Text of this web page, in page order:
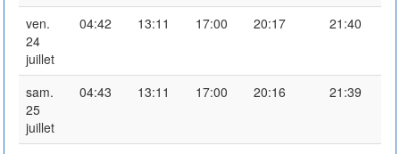
ven.
24
juillet
04:42 13:11 17:00 20:17 21:40
sam.
25
juillet
04:43 13:11 17:00 20:16 21:39